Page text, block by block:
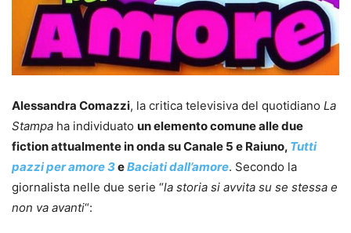
Alessandra Comazzi, la critica televisiva del quotidiano La
Stampa ha individuato un elemento comune alle due
fiction attualmente in onda su Canale 5 e Raiuno, Tutti
pazzi per amore 3eBaciati dall’amore. Secondo la
giornalista nelle due serie “la storia si avvita su se stessa e
non va avanti“: